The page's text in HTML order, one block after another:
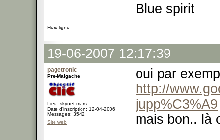
Blue spirit
Hors ligne
19-06-2007 12:17:39
pagetronic
Pre-Malgache
Lieu: skynet.mars
Date d'inscription: 12-04-2006
Messages: 3542
Site web
oui par
http://
jupp%C3%A9
mais bon.. là